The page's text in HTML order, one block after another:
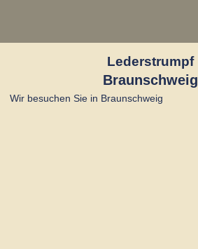
Lederstrumpf
Braunschweig
Wir besuchen Sie in Braunschweig